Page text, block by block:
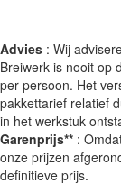
Advies : Wij
Breiwerk is nooit op
per persoon. Het
pakkettarief relatief
in het werkstuk
Garenprijs** :
onze prijzen
definitieve prijs.